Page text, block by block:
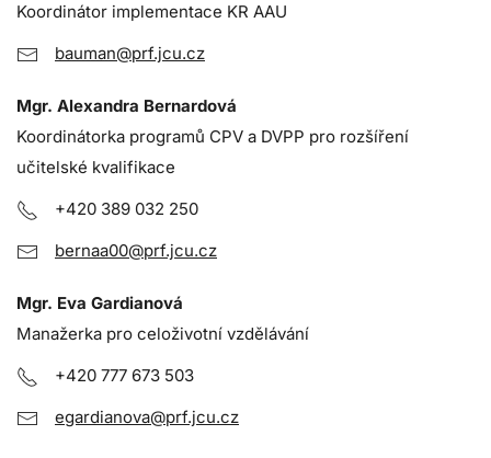
Koordinátor implementace KR AAU
bauman@prf.jcu.cz
Mgr. Alexandra Bernardová
Koordinátorka programů CPV a DVPP pro rozšíření
učitelské kvalifikace
+420 389 032 250
bernaa00@prf.jcu.cz
Mgr. Eva Gardianová
Manažerka pro celoživotní vzdělávání
+420 777 673 503
egardianova@prf.jcu.cz